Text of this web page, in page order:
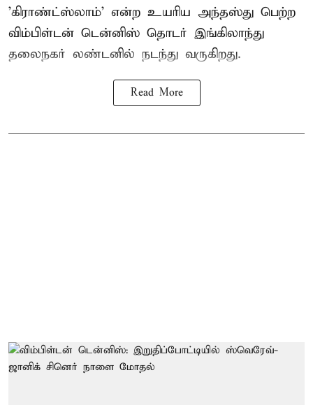
'கிராண்ட்ஸ்லாம்' என்ற உயரிய அந்தஸ்து பெற்ற
விம்பிள்டன் டென்னிஸ் தொடர் இங்கிலாந்து
தலைநகர் லண்டனில் நடந்து வருகிறது.
Read More